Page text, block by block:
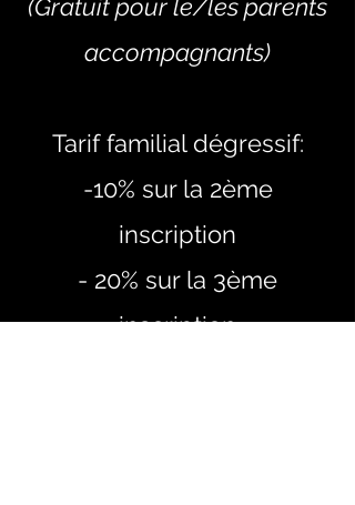
(Gratuit pour le/les parents
accompagnants)
Tarif familial dégressif:
-10% sur la 2ème
inscription
- 20% sur la 3ème
inscription